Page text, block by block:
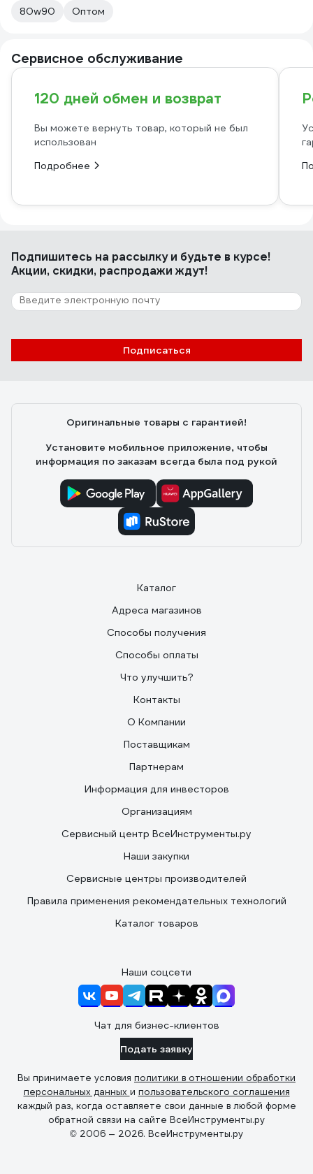
80w90
Оптом
Сервисное обслуживание
120 дней обмен и возврат
Вы можете вернуть товар, который не был
использован
Подробнее
Подпишитесь на рассылкуи будьте в курсе!
Акции, скидки, распродажи ждут!
Подписаться
Оригинальные товары с гарантией!
Установите мобильное приложение, чтобы
информация по заказам всегда была под рукой
Каталог
Адреса магазинов
Способы получения
Способы оплаты
Что улучшить?
Контакты
О Компании
Поставщикам
Партнерам
Информация для инвесторов
Организациям
Сервисный центр ВсеИнструменты.ру
Наши закупки
Сервисные центры производителей
Правила применения рекомендательных технологий
Каталог товаров
Наши соцсети
Чат для бизнес-клиентов
Подать заявку
Вы принимаете условия политики в отношении обработки
персональных данных и пользовательского соглашения
каждый раз, когда оставляете свои данные в любой форме
обратной связи на сайте ВсеИнструменты.ру
© 2006 — 2026. ВсеИнструменты.ру